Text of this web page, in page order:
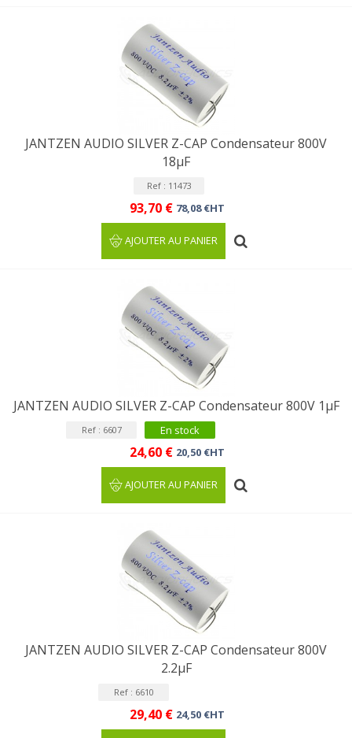
JANTZEN AUDIO SILVER Z-CAP Condensateur 800V
18µF
Ref : 11473
93,70 € 78,08 €HT
AJOUTER AU PANIER
JANTZEN AUDIO SILVER Z-CAP Condensateur 800V 1µF
Ref : 6607 En stock
24,60 € 20,50 €HT
AJOUTER AU PANIER
JANTZEN AUDIO SILVER Z-CAP Condensateur 800V
2.2µF
Ref : 6610
29,40 € 24,50 €HT